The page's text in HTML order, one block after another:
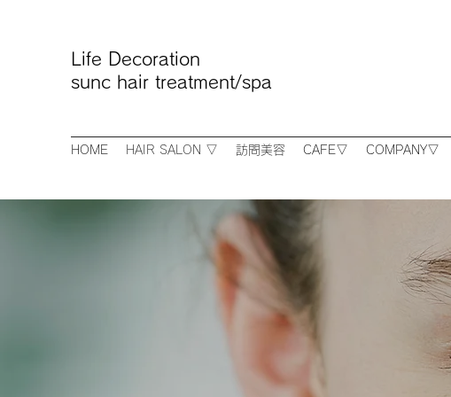
Life Decoration
sunc hair treatment/spa
HOME HAIR SALON ▽ 訪問美容 CAFE▽ COMPANY▽